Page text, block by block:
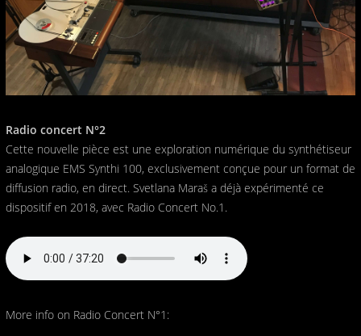
Radio concert N°2
Cette nouvelle pièce est une exploration numérique du synthétiseur
analogique EMS Synthi 100, exclusivement conçue pour un format de
diffusion radio, en direct. Svetlana Maraš a déjà expérimenté ce
dispositif en 2018, avec Radio Concert No.1.
More info on Radio Concert N°1: